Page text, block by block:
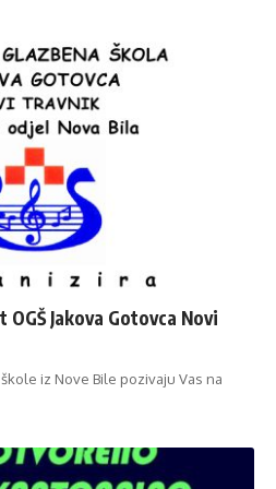
Jakova Gotovca Novi
iz Nove Bile pozivaju Vas na